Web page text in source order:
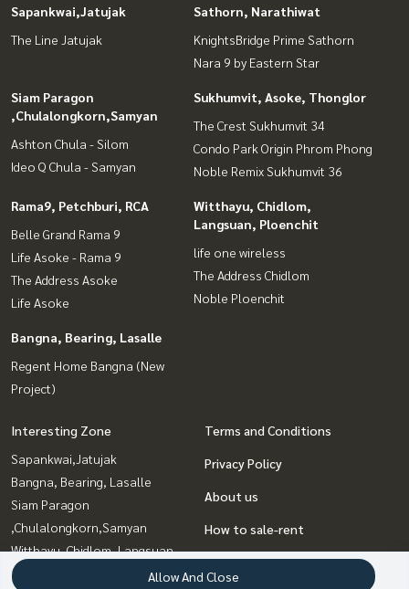
Sapankwai,Jatujak
The Line Jatujak
Sathorn, Narathiwat
KnightsBridge Prime Sathorn
Nara 9 by Eastern Star
Siam Paragon
,Chulalongkorn,Samyan
Ashton Chula - Silom
Ideo Q Chula - Samyan
Sukhumvit, Asoke, Thonglor
The Crest Sukhumvit 34
Condo Park Origin Phrom Phong
Noble Remix Sukhumvit 36
Rama9, Petchburi, RCA
Belle Grand Rama 9
Life Asoke - Rama 9
The Address Asoke
Life Asoke
Witthayu, Chidlom,
Langsuan, Ploenchit
life one wireless
The Address Chidlom
Noble Ploenchit
Bangna, Bearing, Lasalle
Regent Home Bangna (New
Project)
Interesting Zone
Sapankwai,Jatujak
Bangna, Bearing, Lasalle
Siam Paragon
,Chulalongkorn,Samyan
Witthayu, Chidlom, Langsuan,
Ploenchit
Terms and Conditions
Privacy Policy
About us
How to sale-rent
Contact
Allow And Close